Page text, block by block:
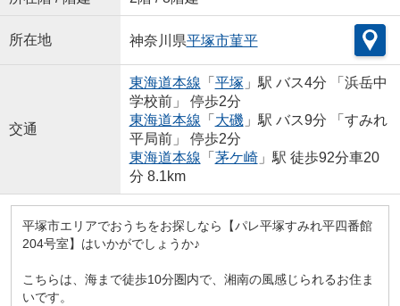
所在地 神奈川県平塚市菫平
交通
東海道本線 「 平塚 」駅 バス4分 「浜岳中
学校前」 停歩2分
東海道本線 「 大磯」駅 バス9分 「すみれ
平局前」 停歩2分
東海道本線 「 茅ケ崎」駅 徒歩92分車20
分 8.1km
平塚市エリアでおうちをお探しなら【パレ平塚すみれ平四番館
204号室】はいかがでしょうか♪
こちらは、海まで徒歩10分圏内で、湘南の風感じられるお住ま
いです。